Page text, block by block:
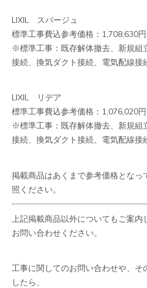
LIXIL スパージュ
標準工事費込参考価格：1,708,630
※標準工事：既存解体撤去、新規組
接続、換気ダクト接続、電気配線接
LIXIL リデア
標準工事費込参考価格：1,076,020
※標準工事：既存解体撤去、新規組
接続、換気ダクト接続、電気配線接
掲載商品はあくまで参考価格となっ
照ください。
上記掲載商品以外についてもご案内
お問い合わせください。
工事に関してのお問い合わせや、そ
したら、